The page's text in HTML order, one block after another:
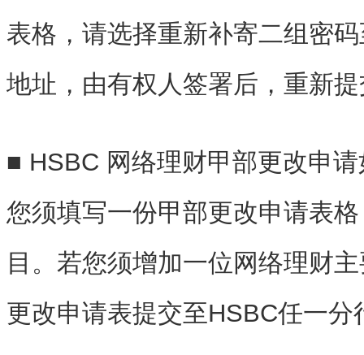
表格，请选择重新补寄二组密
地址，由有权人签署后，重新
■ HSBC 网络理财甲部更改申
您须填写一份甲部更改申请表
目。若您须增加一位网络理财
更改申请表提交至HSBC任一分